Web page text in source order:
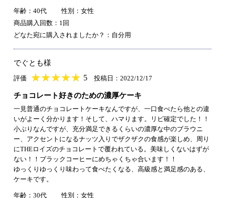
年齢：40代
性別：女性
商品購入回数：1回
どなた宛に購入されましたか？：自分用
でぐとも様
評価 ★★★★★
★★★★★ 5 投稿日：2022/12/17
チョコレート好きのための濃厚ケーキ
一見普通のチョコレートケーキなんですが、一口食べたら他との違
いがよーく分かります！そして、ハマります。リピ確定でした！！
小ぶりなんですが、充分満足できるくらいの濃厚な中のブラウニ
ー、アクセントになるナッツ入りでザクザクの食感が楽しめ、周り
にTHEロイズのチョコレートで覆われている。美味しくないはずが
ない！！ブラックコーヒーにめちゃくちゃ合います！！
ゆっくりゆっくり味わって食べたくなる、高級感と満足感のある、
ケーキです。
年齢：30代 性別：女性